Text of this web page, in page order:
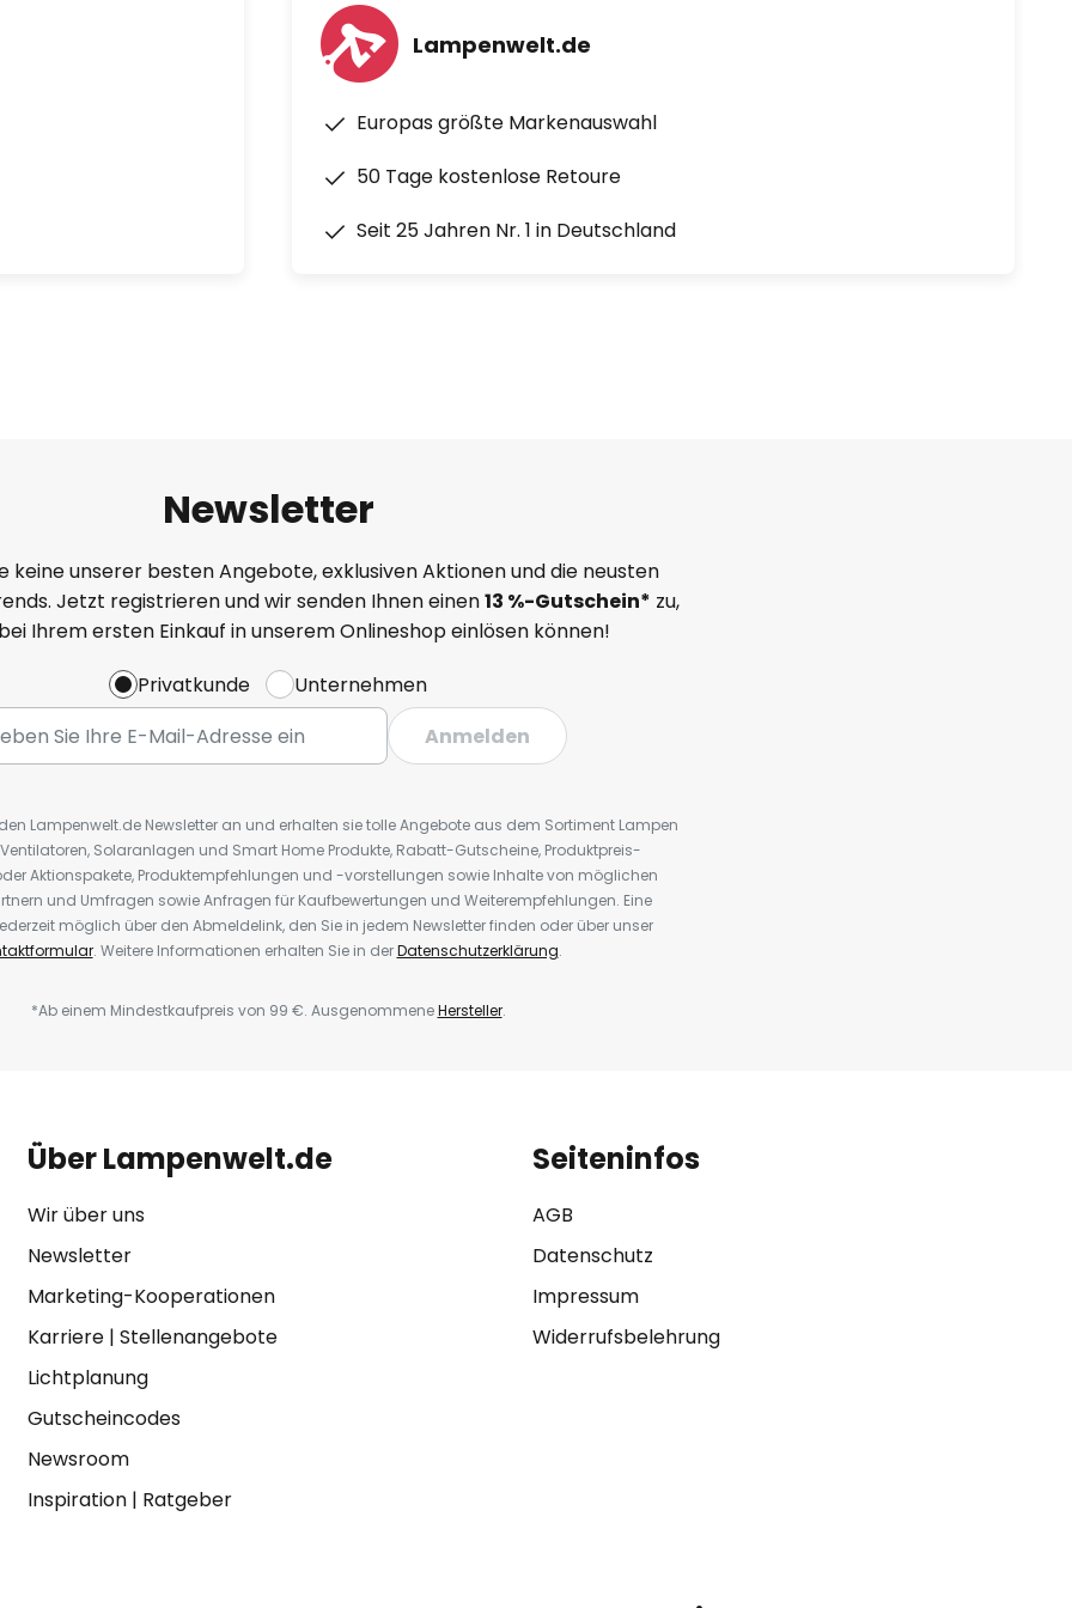
Lampenwelt.de
Europas größte Markenauswahl
50 Tage kostenlose Retoure
Seit 25 Jahren Nr. 1 in Deutschland
Newsletter
keine unserer besten Angebote, exklusiven Aktionen und die neusten
Jetzt registrieren und wir senden Ihnen einen13 %-Gutschein* zu,
Ihrem ersten Einkauf in unserem Onlineshop einlösen können!
Privatkunde
Unternehmen
Anmelden
Lampenwelt.de Newsletter an und erhalten sie tolle Angebote aus dem Sortiment Lampen
Solaranlagen und Smart Home Produkte, Rabatt-Gutscheine, Produktpreis-
Aktionspakete, Produktempfehlungen und -vorstellungen sowie Inhalte von möglichen
und Umfragen sowie Anfragen für Kaufbewertungen und Weiterempfehlungen. Eine
möglich über den Abmeldelink, den Sie in jedem Newsletter finden oder über unser
. Weitere Informationen erhalten Sie in derDatenschutzerklärung.
*Ab einem Mindestkaufpreis von 99 €. AusgenommeneHersteller.
Über Lampenwelt.de
Wir über uns
Newsletter
Marketing-Kooperationen
Karriere| Stellenangebote
Lichtplanung
Gutscheincodes
Newsroom
Inspiration| Ratgeber
Seiteninfos
AGB
Datenschutz
Impressum
Widerrufsbelehrung